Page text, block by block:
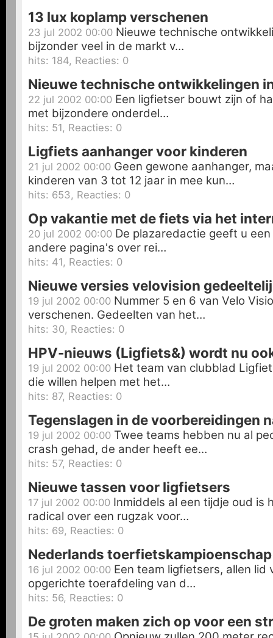
13 lux koplamp verschenen
23 jul 2002 00:00 Nieuwe technische
bijzonder veel in de markt v…
hits: 184, Reacties: 0
Nieuwe technische ontwikkelingen
22 jul 2002 00:00 Een ligfietser bouwt zijn of
met bijzondere onderdel…
hits: 51, Reacties: 0
Ligfiets aanhanger voor kinderen
21 jul 2002 00:00 Geen gewone aanhanger,
kinderen van 3 tot 12 jaar in mee kun…
hits: 653, Reacties: 0
Op vakantie met de fiets via het
20 jul 2002 00:00 De plazaredactie geeft u
andere pagina's over rei…
hits: 41, Reacties: 0
Nieuwe versies velovision
19 jul 2002 00:00 Nummer 5 en 6 van Velo
verschenen. Gedeelten van het…
hits: 30, Reacties: 0
HPV-nieuws (Ligfiets&) wordt nu
19 jul 2002 00:00 Het team van clubblad
die willen helpen met het…
hits: 87, Reacties: 0
Tegenslagen in de voorbereidingen
19 jul 2002 00:00 Twee teams hebben nu al
crash gehad, de ander heeft ee…
hits: 57, Reacties: 0
Nieuwe tassen voor ligfietsers
17 jul 2002 00:00 Inmiddels al een tijdje oud is
radical over een rugzak voor…
hits: 69, Reacties: 0
Nederlands toerfietskampioenschap
16 jul 2002 00:00 Een team ligfietsers, allen lid
opgerichte toerafdeling van d…
hits: 56, Reacties: 0
De groten maken zich op voor een